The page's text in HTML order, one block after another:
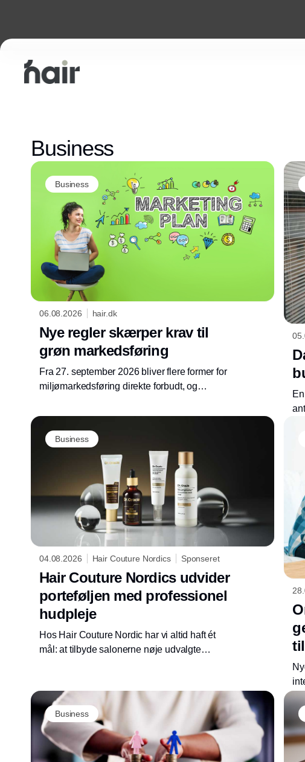
Business
Business
06.08.2026 hair.dk
Nye regler skærper krav til
grøn markedsføring
Fra 27. september 2026 bliver flere former for
miljømarkedsføring direkte forbudt, og
sine anbefalinger til virksomheder.
Business
04.08.2026 Hair Couture Nordics Sponseret
Hair Couture Nordics udvider
porteføljen med professionel
hudpleje
Hos Hair Couture Nordic har vi altid haft ét
mål: at tilbyde salonerne nøje udvalgte
stolte af at kunne præsentere Dr. Oracle som
den nyeste tilføjelse til vores portefølje og
samtidig markere begyndelsen på et nyt
kapitel for Hair Couture Nordic.
Business